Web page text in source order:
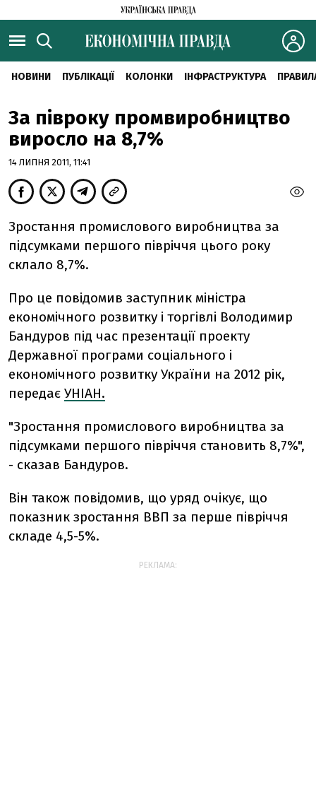
НОВИНИ ПУБЛІКАЦІЇ КОЛОНКИ ІНФРАСТРУКТУРА
За півроку промвиробництво
виросло на 8,7%
14 ЛИПНЯ 2011, 11:41
Зростання промислового виробництва за
підсумками першого півріччя цього року
склало 8,7%.
Про це повідомив заступник міністра
економічного розвитку і торгівлі Володимир
Бандуров під час презентації проекту
Державної програми соціального і
економічного розвитку України на 2012 рік,
передає УНІАН.
"Зростання промислового виробництва за
підсумками першого півріччя становить 8,7%",
- сказав Бандуров.
Він також повідомив, що уряд очікує, що
показник зростання ВВП за перше півріччя
складе 4,5-5%.
РЕКЛАМА: